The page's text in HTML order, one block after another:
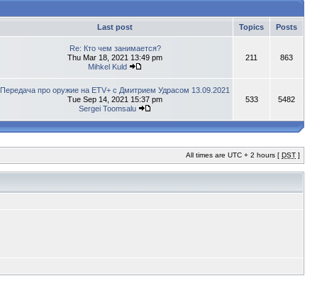
Last post Topics Posts
Re: Кто чем занимается?
Thu Mar 18, 2021 13:49 pm
Mihkel Kuld
211 863
Передача про оружие на ETV+ с Дмитрием Удрасом 13.09.2021
Tue Sep 14, 2021 15:37 pm
Sergei Toomsalu
533 5482
All times are UTC + 2 hours [ DST ]